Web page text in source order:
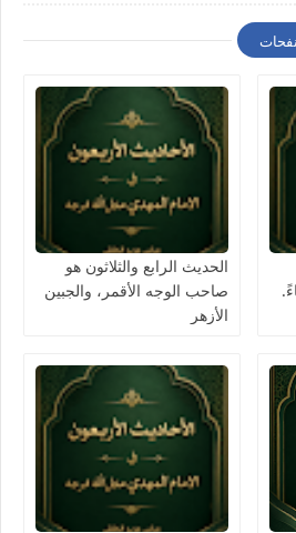
الحديث الرابع والثلاثون هو
صاحب الوجه الأقمر، والجبين
الأزهر